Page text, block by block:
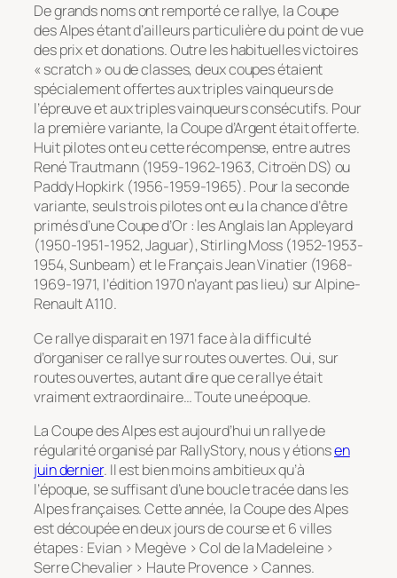
De grands noms ont remporté ce rallye, la Coupe
des Alpes étant d’ailleurs particulière du point de vue
des prix et donations. Outre les habituelles victoires
« scratch » ou de classes, deux coupes étaient
spécialement offertes aux triples vainqueurs de
l’épreuve et aux triples vainqueurs consécutifs. Pour
la première variante, laCoupe d’Argentétait offerte.
Huit pilotes ont eu cette récompense, entre autres
René Trautmann (1959-1962-1963, Citroën DS) ou
Paddy Hopkirk (1956-1959-1965). Pour la seconde
variante, seuls trois pilotes ont eu la chance d’être
primés d’uneCoupe d’Or: les Anglais Ian Appleyard
(1950-1951-1952, Jaguar), Stirling Moss (1952-1953-
1954, Sunbeam) et le Français Jean Vinatier (1968-
1969-1971, l’édition 1970 n’ayant pas lieu) sur Alpine-
Renault A110.
Ce rallye disparait en 1971 face à la difficulté
d’organiser ce rallye sur routes ouvertes. Oui, sur
routes ouvertes, autant dire que ce rallye était
vraiment extraordinaire… Toute une époque.
La Coupe des Alpes est aujourd’hui un rallye de
régularité organisé par RallyStory, nous y étionsen
juin dernier. Il est bien moins ambitieux qu’à
l’époque, se suffisant d’une boucle tracée dans les
Alpes françaises. Cette année, la Coupe des Alpes
est découpée en deux jours de course et 6 villes
étapes : Evian > Megève > Col de la Madeleine >
Serre Chevalier > Haute Provence > Cannes.